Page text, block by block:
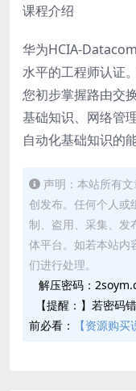
课程介绍
华为HCIA-
水平的工程师认证
您初步掌握路由交
基础知识、网络管
自动化基础知识的能
声明：本站所有
创发布。任何个人或
制、盗用、采集、发
体平台。如若本站内
们进行处理。
解压密码：
【提醒：】若密码
前必看：
【资源购买